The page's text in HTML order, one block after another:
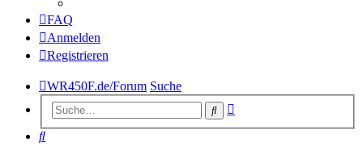
FAQ
Anmelden
Registrieren
WR450F.de/Forum Suche
Suche
Suche